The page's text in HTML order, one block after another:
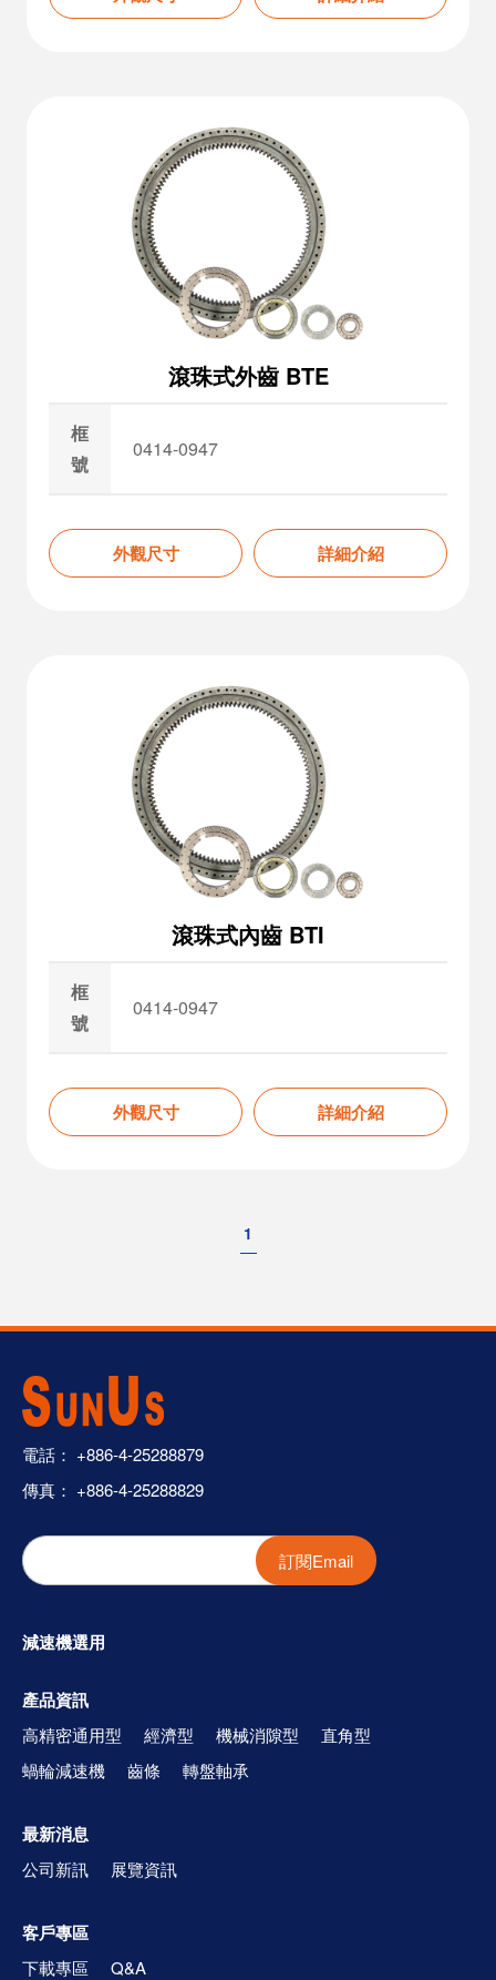
滾珠式外齒 BTE
框
號
0414-0947
外觀尺寸 詳細介紹
滾珠式內齒 BTI
框
號
0414-0947
外觀尺寸 詳細介紹
1
電話： +886-4-25288879
傳真： +886-4-25288829
訂閱Email
減速機選用
產品資訊
高精密通用型 經濟型 機械消隙型
直角型
蝸輪減速機
齒條 轉盤軸承
最新消息
公司新訊 展覽資訊
客戶專區
下載專區 Q&A